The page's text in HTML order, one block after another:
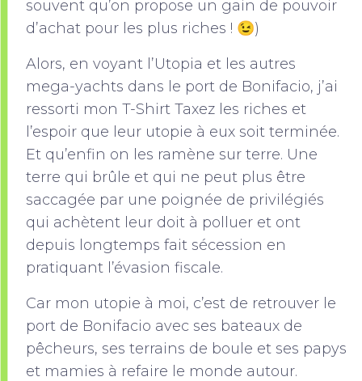
souvent qu’on propose un gain de pouvoir
d’achat pour les plus riches ! 😉)
Alors, en voyant l’Utopia et les autres
mega-yachts dans le port de Bonifacio, j’ai
ressorti mon T-Shirt Taxez les riches et
l’espoir que leur utopie à eux soit terminée.
Et qu’enfin on les ramène sur terre. Une
terre qui brûle et qui ne peut plus être
saccagée par une poignée de privilégiés
qui achètent leur doit à polluer et ont
depuis longtemps fait sécession en
pratiquant l’évasion fiscale.
Car mon utopie à moi, c’est de retrouver le
port de Bonifacio avec ses bateaux de
pêcheurs, ses terrains de boule et ses papys
et mamies à refaire le monde autour.